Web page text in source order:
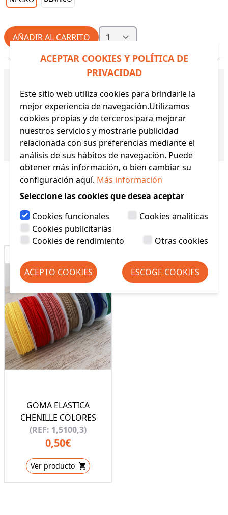
AÑADIR AL CARRITO
Descripción:- Goma redonda especial para
mascarillas. - Colores: blanco y negro. - Venta por
metro.
Referencia: 1,5000
Productos Relacionados
GOMA ELASTICA
CHENILLE COLORES
(REF: 1,5100,3)
0,50€
Ver producto
ACEPTAR COOKIES Y POLÍTICA DE
PRIVACIDAD
Este sitio web utiliza cookies para brindarle la
mejor experiencia de navegación.Utilizamos
cookies propias y de terceros para mejorar
nuestros servicios y mostrarle publicidad
relacionada con sus preferencias mediante el
análisis de sus hábitos de navegación. Puede
obtener más información, o bien cambiar su
configuración aquí. Más información
Seleccione las cookies que desea aceptar
Cookies funcionales
Cookies analíticas
Cookies publicitarias
Cookies de rendimiento
Otras cookies
ACEPTO COOKIES ESCOGE COOKIES